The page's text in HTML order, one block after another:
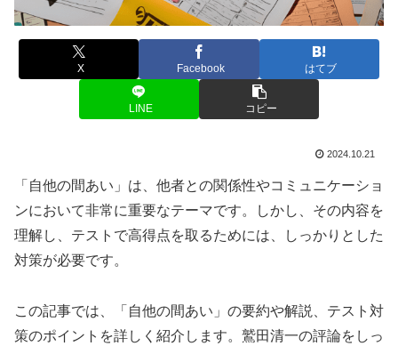
X Facebook はてブ
LINE コピー
2024.10.21
「自他の間あい」は、他者との関係性やコミュニケーショ
ンにおいて非常に重要なテーマです。しかし、その内容を
理解し、テストで高得点を取るためには、しっかりとした
対策が必要です。
この記事では、「自他の間あい」の要約や解説、テスト対
策のポイントを詳しく紹介します。鷲田清一の評論をしっ